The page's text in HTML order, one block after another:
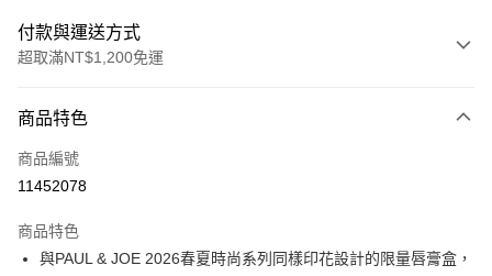
付款與運送方式
超取滿NT$1,200免運
信用卡一次付款
信用卡分期付款
合作金庫商業銀行
華南商業銀行
彰化商業銀行
LINE Pay
商品特色
商品編號
11452078
商品特色
與PAUL & JOE 2026春夏時尚系列同樣印花設計的限量唇膏盒，